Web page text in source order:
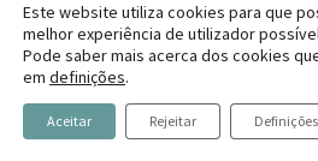
Anas crecca
Este website utiliza cookies para que
melhor experiência de utilizador
Pode saber mais acerca dos cookies
em definições.
Aceitar Rejeitar Definições